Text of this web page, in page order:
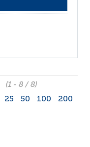
(1 - 8 / 8)
25 50 100 200